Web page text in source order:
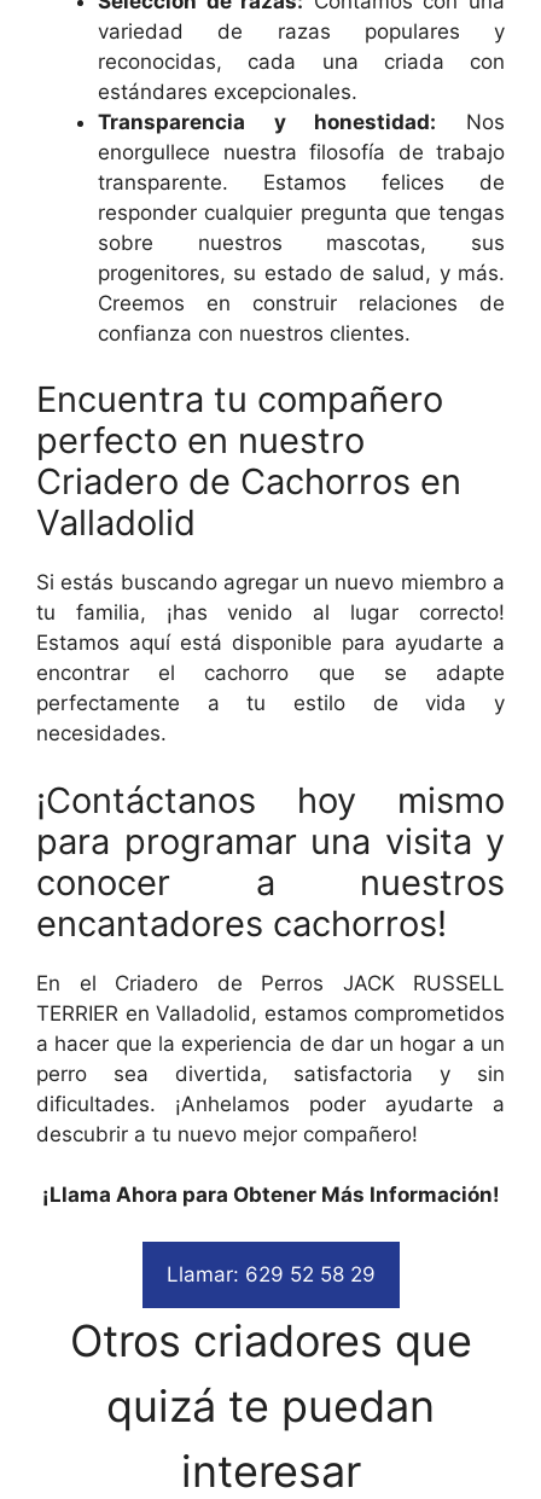
variedad de razas populares y
reconocidas, cada una criada con
estándares excepcionales.
Transparencia y honestidad: Nos
enorgullece nuestra filosofía de trabajo
transparente. Estamos felices de
responder cualquier pregunta que tengas
sobre nuestros mascotas, sus
progenitores, su estado de salud, y más.
Creemos en construir relaciones de
confianza con nuestros clientes.
Encuentra tu compañero
perfecto en nuestro
Criadero de Cachorros en
Valladolid
Si estás buscando agregar un nuevo miembro a
tu familia, ¡has venido al lugar correcto!
Estamos aquí está disponible para ayudarte a
encontrar el cachorro que se adapte
perfectamente a tu estilo de vida y
necesidades.
¡Contáctanos hoy mismo
para programar una visita y
conocer a nuestros
encantadores cachorros!
En el Criadero de Perros JACK RUSSELL
TERRIER en Valladolid, estamos comprometidos
a hacer que la experiencia de dar un hogar a un
perro sea divertida, satisfactoria y sin
dificultades. ¡Anhelamos poder ayudarte a
descubrir a tu nuevo mejor compañero!
¡Llama Ahora para Obtener Más Información!
Llamar: 629 52 58 29
Otros criadores que
quizá te puedan
interesar